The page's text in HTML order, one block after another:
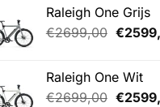
Raleigh One Grijs
€2699,00 €
Raleigh One Wit
€2699,00 €